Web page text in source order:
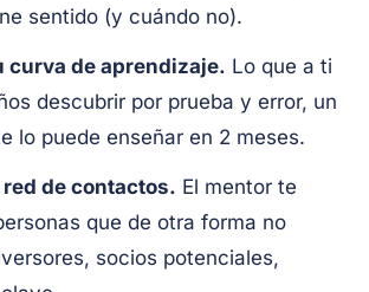
sentido (y cuándo no).
curva de aprendizaje. Lo que a ti
descubrir por prueba y error, un
lo puede enseñar en 2 meses.
de contactos. El mentor te
que de otra forma no
socios potenciales,